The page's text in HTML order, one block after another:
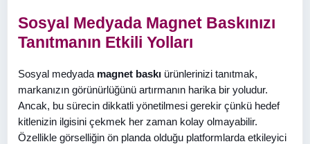
Sosyal Medyada Magnet Baskınızı
Tanıtmanın Etkili Yolları
Sosyal medyada magnet baskı ürünlerinizi tanıtmak,
markanızın görünürlüğünü artırmanın harika bir yoludur.
Ancak, bu sürecin dikkatli yönetilmesi gerekir çünkü hedef
kitlenizin ilgisini çekmek her zaman kolay olmayabilir.
Özellikle görselliğin ön planda olduğu platformlarda etkileyici